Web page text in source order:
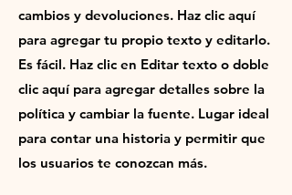
cambios y devoluciones. Haz clic aquí
para agregar tu propio texto y editarlo.
Es fácil. Haz clic en Editar texto o doble
clic aquí para agregar detalles sobre la
política y cambiar la fuente. Lugar ideal
para contar una historia y permitir que
los usuarios te conozcan más.